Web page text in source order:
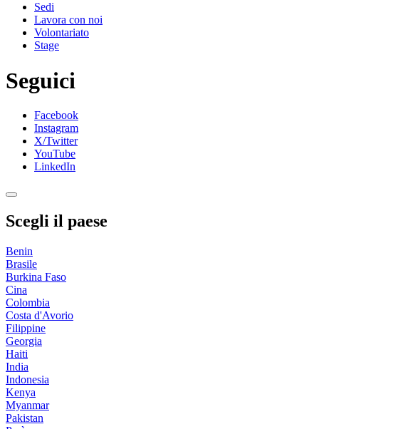
Sedi
Lavora con noi
Volontariato
Stage
Seguici
Facebook
Instagram
X/Twitter
YouTube
LinkedIn
Scegli il paese
Benin
Brasile
Burkina Faso
Cina
Colombia
Costa d'Avorio
Filippine
Georgia
Haiti
India
Indonesia
Kenya
Myanmar
Pakistan